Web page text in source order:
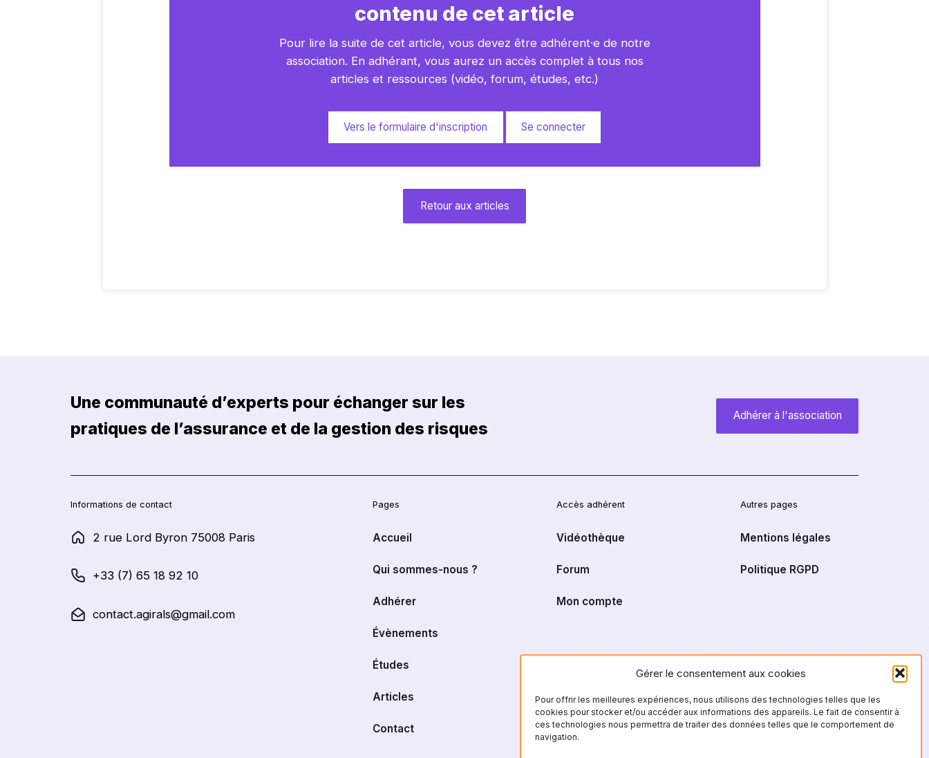
Gérer le consentement aux cookies
Pour offrir les meilleures expériences, nous utilisons des technologies telles que les
cookies pour stocker et/ou accéder aux informations des appareils. Le fait de consentir à
ces technologies nous permettra de traiter des données telles que le comportement de
navigation.
contenu de cet article
Pour lire la suite de cet article, vous devez être adhérent·e de notre
association. En adhérant, vous aurez un accès complet à tous nos
articles et ressources (vidéo, forum, études, etc.)
Vers le formulaire d'inscription Se connecter
Retour aux articles
Une communauté d’experts pour échanger sur les
pratiques de l’assurance et de la gestion des risques
Adhérer à l'association
Informations de contact
2 rue Lord Byron 75008 Paris
+33 (7) 65 18 92 10
contact.agirals@gmail.com
Pages
Accueil
Qui sommes-nous ?
Adhérer
Évènements
Études
Articles
Contact
Accès adhérent
Vidéothèque
Forum
Mon compte
Autres pages
Mentions légales
Politique RGPD